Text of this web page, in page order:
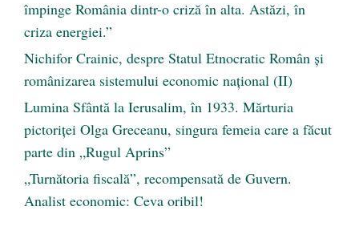
împinge România dintr-o criză în alta. Astăzi, în
criza energiei.”
Nichifor Crainic, despre Statul Etnocratic Român şi
românizarea sistemului economic naţional (II)
Lumina Sfântă la Ierusalim, în 1933. Mărturia
pictoriței Olga Greceanu, singura femeia care a făcut
parte din „Rugul Aprins”
„Turnătoria fiscală”, recompensată de Guvern.
Analist economic: Ceva oribil!